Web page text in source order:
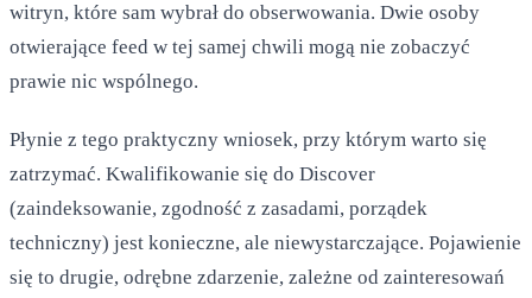
witryn, które sam wybrał do obserwowania. Dwie osoby
otwierające feed w tej samej chwili mogą nie zobaczyć
prawie nic wspólnego.
Płynie z tego praktyczny wniosek, przy którym warto się
zatrzymać. Kwalifikowanie się do Discover
(zaindeksowanie, zgodność z zasadami, porządek
techniczny) jest konieczne, ale niewystarczające. Pojawienie
się to drugie, odrębne zdarzenie, zależne od zainteresowań